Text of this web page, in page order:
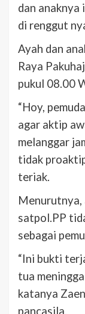
dan
di renggut
Ayah dan
Raya
pukul 08.00
“Hoy,
agar aktip
melanggar
tidak
teriak.
satpol.PP
sebagai
“Ini bukti
tua
katanya
pancasila.